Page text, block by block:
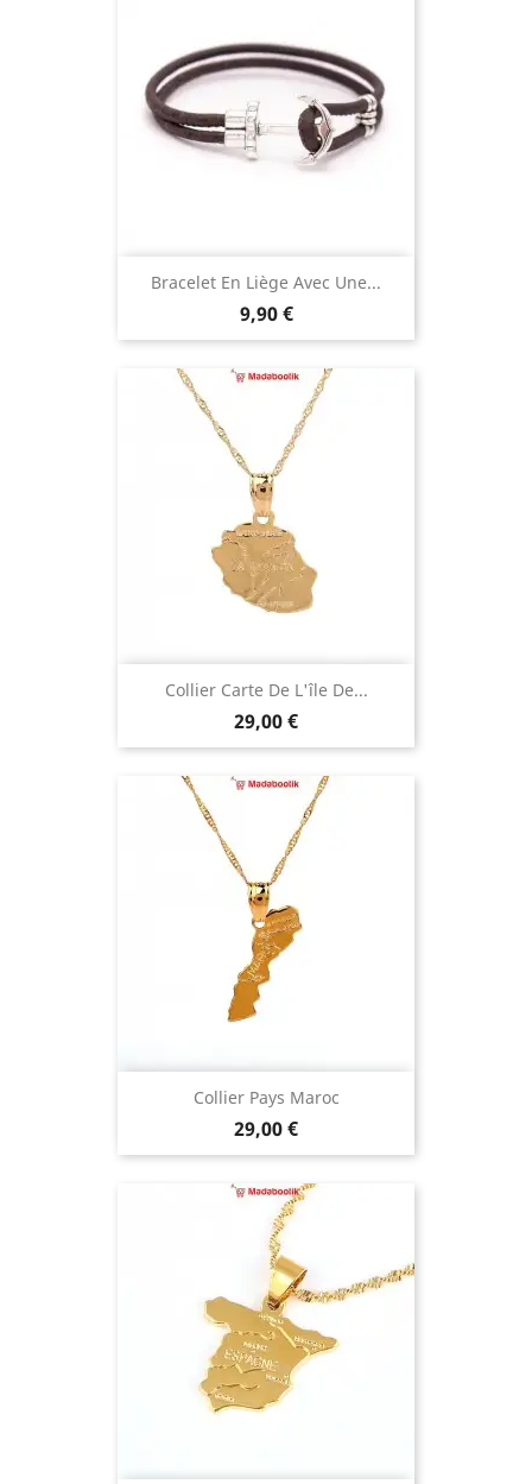
Bracelet En Liège Avec Une...
Prix
9,90 €
Collier Carte De L'île De...
Prix
29,00 €
Collier Pays Maroc
Prix
29,00 €